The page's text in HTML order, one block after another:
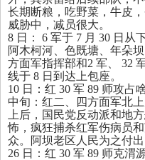
长期断粮，吃野菜，牛皮
威胁中，减员很大。
8 日： 6 军于 7 月 30 日从
阿木柯河、色既塘、年朵
方面军指挥部和2 军、 32
线于 8 日到达上包座。
10 日：红 30 军 89 师攻占
中旬：红二、四方面军北
上后，国民党反动派和地
怖，疯狂捕杀红军伤病员
众。阿坝老区人民为之付出
26 日：红 30 军 89 师克渭源